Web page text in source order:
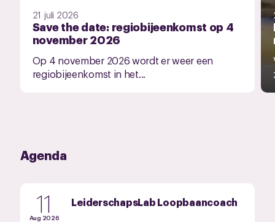
21 juli 2026
Save the date: regiobijeenkomst op 4
november 2026
Op 4 november 2026 wordt er weer een
regiobijeenkomst in het...
Agenda
11
Aug 2026
LeiderschapsLab Loopbaancoach